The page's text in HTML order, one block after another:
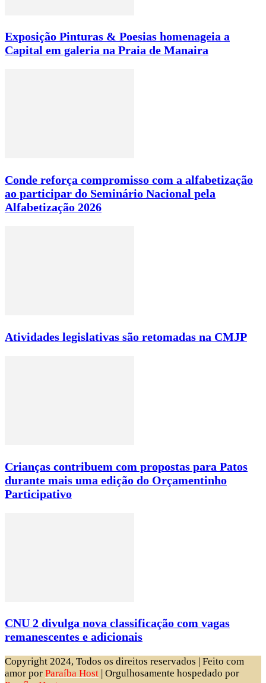
Exposição Pinturas & Poesias homenageia a
Capital em galeria na Praia de Manaira
Conde reforça compromisso com a alfabetização
ao participar do Seminário Nacional pela
Alfabetização 2026
Atividades legislativas são retomadas na CMJP
Crianças contribuem com propostas para Patos
durante mais uma edição do Orçamentinho
Participativo
CNU 2 divulga nova classificação com vagas
remanescentes e adicionais
Copyright 2024, Todos os direitos reservados | Feito com
amor por Paraíba Host | Orgulhosamente hospedado por